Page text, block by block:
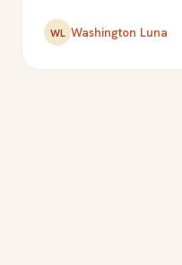
WL Washington Luna